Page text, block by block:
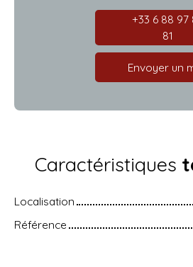
+33 6 88 97
81
Envoyer un
Caractéristiques
Localisation
Référence